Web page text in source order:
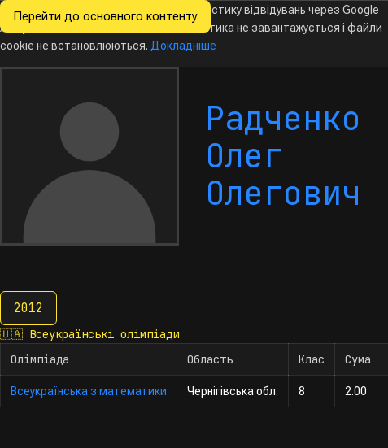
Перейти до основного контенту
Всеукраїнські
з інформатики
Радченко
Олег
Олегович
2012
2012
🇺🇦 Всеукраїнські олімпіади
Олімпіада
Область Клас Сума
Всеукраїнська з математики Чернігівська обл. 8 2.00
Ми хочемо збирати знеособлену статистику відвідувань через Google
Analytics. Доки ви не погодитесь, аналітика не завантажується і файли
cookie не встановлюються. Докладніше